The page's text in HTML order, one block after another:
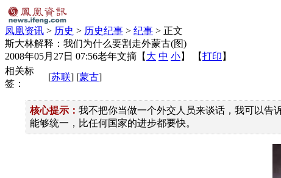
凤凰资讯 > 历史 > 历史纪事 > 纪事 > 正文
斯大林解释：我们为什么要割走外蒙古(图)
2008年05月27日 07:56老年文摘 【 大 中 小】 【打印 】
相关标
签：
[苏联] [蒙古]
核心提示： 我不把你当做一个外交人员来谈话，我可以告
能够统一，比任何国家的进步都要快。